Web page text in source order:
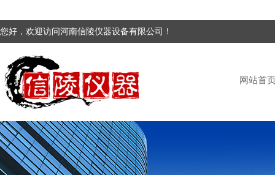
您好，欢迎访问河南信陵仪器设备有限公司！
网站首